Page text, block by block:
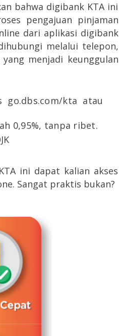
bahwa digibank KTA ini
pengajuan pinjaman
dari aplikasi digibank
melalui telepon,
menjadi keunggulan
kta atau
0,95%, tanpa ribet.
ini dapat kalian akses
Sangat praktis bukan?